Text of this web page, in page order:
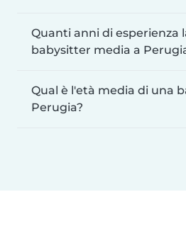
Quanti anni di esperienza
babysitter media a
Qual è l'età media di una
Perugia?